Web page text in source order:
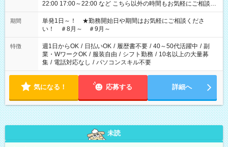
22:00 17:00～22:00 など こちら以外の時間もお気軽にご相談く
ださい！
期間
単発1日～！ ★勤務開始日や期間はお気軽にご相談くださ
い！ ＃8月～ ＃9月～
特徴 週1日からOK / 日払いOK / 履歴書不要 / 40～50代活躍中 / 副
業・WワークOK / 服装自由 / シフト勤務 / 10名以上の大量募
集 / 電話対応なし / パソコンスキル不要
気になる！ 応募する 詳細へ
未読